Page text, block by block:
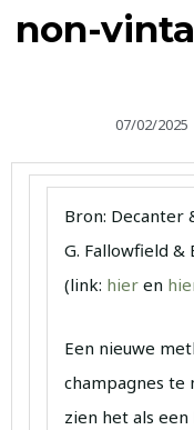
non-
07/02/2025
Bron: Decanter
G. Fallowfield &
(link: hier en
Een nieuwe
champagnes te
zien het als